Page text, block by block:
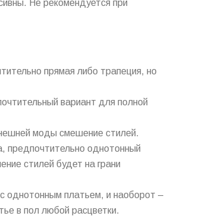
Не рекомендуется при
прямая либо трапеция, но
вариант для полной
моды смешение стилей.
предпочтительно однотонный
стилей будет на грани
однотонным платьем, и наоборот –
в пол любой расцветки.